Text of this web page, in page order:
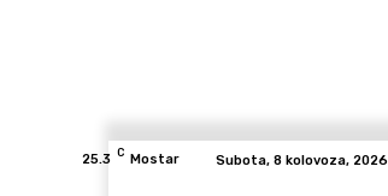
25.3 C Mostar Subota, 8 kolovoza, 2026